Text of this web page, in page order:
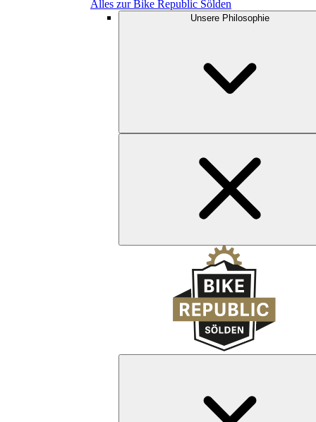
Alles zur Bike Republic Sölden
Unsere Philosophie